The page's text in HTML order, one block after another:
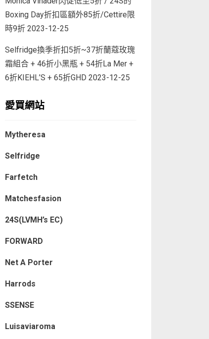
Boxing Day折扣區額外85折/Cettire限
時9折 2023-12-25
Selfridge換季折扣5折~37折蘭蔻玫瑰
霜組合 + 46折小黑瓶 + 54折La Mer +
6折KIEHL’S + 65折GHD 2023-12-25
愛買網站
Mytheresa
Selfridge
Farfetch
Matchesfasion
24S(LVMH’s EC)
FORWARD
Net A Porter
Harrods
SSENSE
Luisaviaroma